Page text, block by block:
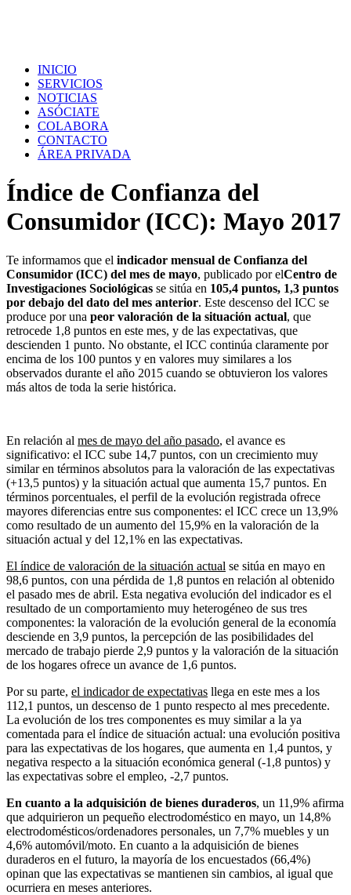
INICIO
SERVICIOS
NOTICIAS
ASÓCIATE
COLABORA
CONTACTO
ÁREA PRIVADA
Índice de Confianza del
Consumidor (ICC): Mayo 2017
Te informamos que el indicador mensual de Confianza del
Consumidor (ICC) del mes de mayo, publicado por elCentro de
Investigaciones Sociológicas se sitúa en 105,4 puntos, 1,3 puntos
por debajo del dato del mes anterior. Este descenso del ICC se
produce por una peor valoración de la situación actual, que
retrocede 1,8 puntos en este mes, y de las expectativas, que
descienden 1 punto. No obstante, el ICC continúa claramente por
encima de los 100 puntos y en valores muy similares a los
observados durante el año 2015 cuando se obtuvieron los valores
más altos de toda la serie histórica.
En relación al mes de mayo del año pasado, el avance es
significativo: el ICC sube 14,7 puntos, con un crecimiento muy
similar en términos absolutos para la valoración de las expectativas
(+13,5 puntos) y la situación actual que aumenta 15,7 puntos. En
términos porcentuales, el perfil de la evolución registrada ofrece
mayores diferencias entre sus componentes: el ICC crece un 13,9%
como resultado de un aumento del 15,9% en la valoración de la
situación actual y del 12,1% en las expectativas.
El índice de valoración de la situación actual se sitúa en mayo en
98,6 puntos, con una pérdida de 1,8 puntos en relación al obtenido
el pasado mes de abril. Esta negativa evolución del indicador es el
resultado de un comportamiento muy heterogéneo de sus tres
componentes: la valoración de la evolución general de la economía
desciende en 3,9 puntos, la percepción de las posibilidades del
mercado de trabajo pierde 2,9 puntos y la valoración de la situación
de los hogares ofrece un avance de 1,6 puntos.
Por su parte, el indicador de expectativas llega en este mes a los
112,1 puntos, un descenso de 1 punto respecto al mes precedente.
La evolución de los tres componentes es muy similar a la ya
comentada para el índice de situación actual: una evolución positiva
para las expectativas de los hogares, que aumenta en 1,4 puntos, y
negativa respecto a la situación económica general (-1,8 puntos) y
las expectativas sobre el empleo, -2,7 puntos.
En cuanto a la adquisición de bienes duraderos, un 11,9% afirma
que adquirieron un pequeño electrodoméstico en mayo, un 14,8%
electrodomésticos/ordenadores personales, un 7,7% muebles y un
4,6% automóvil/moto. En cuanto a la adquisición de bienes
duraderos en el futuro, la mayoría de los encuestados (66,4%)
opinan que las expectativas se mantienen sin cambios, al igual que
ocurriera en meses anteriores.